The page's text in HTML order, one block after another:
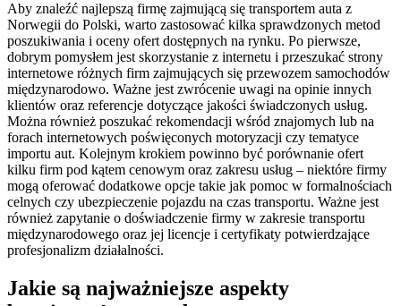
Aby znaleźć najlepszą firmę zajmującą się transportem auta z
Norwegii do Polski, warto zastosować kilka sprawdzonych metod
poszukiwania i oceny ofert dostępnych na rynku. Po pierwsze,
dobrym pomysłem jest skorzystanie z internetu i przeszukać strony
internetowe różnych firm zajmujących się przewozem samochodów
międzynarodowo. Ważne jest zwrócenie uwagi na opinie innych
klientów oraz referencje dotyczące jakości świadczonych usług.
Można również poszukać rekomendacji wśród znajomych lub na
forach internetowych poświęconych motoryzacji czy tematyce
importu aut. Kolejnym krokiem powinno być porównanie ofert
kilku firm pod kątem cenowym oraz zakresu usług – niektóre firmy
mogą oferować dodatkowe opcje takie jak pomoc w formalnościach
celnych czy ubezpieczenie pojazdu na czas transportu. Ważne jest
również zapytanie o doświadczenie firmy w zakresie transportu
międzynarodowego oraz jej licencje i certyfikaty potwierdzające
profesjonalizm działalności.
Jakie są najważniejsze aspekty